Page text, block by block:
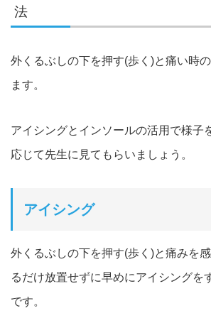
法
外くるぶしの下を押す(歩く)と痛い時
ます。
アイシングとインソールの活用で様子
応じて先生に見てもらい ましょう。
アイシング
外くるぶしの下を押す(歩く)と痛みを
るだけ放置せずに早めにアイシングを
です。